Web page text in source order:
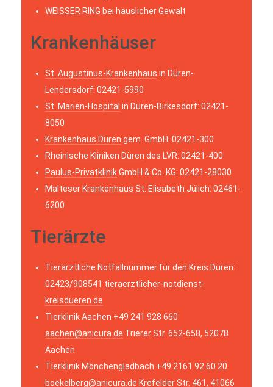
WEISSER RING bei häuslicher Gewalt
Krankenhäuser
St. Augustinus-Krankenhaus in Düren-
Lendersdorf: 02421-5990
St. Marien-Hospital in Düren-Birkesdorf: 02421-
8050
Krankenhaus Düren gem. GmbH: 02421-300
Rheinische Kliniken Düren des LVR: 02421-400
Paulus-PrivatklinikGmbH & Co. KG: 02421-28030
Malteser Krankenhaus St. Elisabeth Jülich: 02461-
6200
Tierärzte
Tierärztliche Notfallnummer für den Kreis Düren:
02423/908541 tieraerztlicher-notdienst-
kreisdueren.de
Tierklinik Aachen +49 241 928 660
aachen@anicura.de Trierer Str. 652-658, 52078
Aachen
Tierklinik Mönchengladbach +49 2161 92 60 20
boekelberg@anicura.de Krefelder Str. 461, 41066